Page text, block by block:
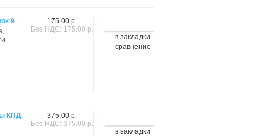
в закладки
сравнение
175.00 р.
Без НДС: 175.00 р.
9
в закладки
375.00 р.
Без НДС: 375.00 р.
КПД